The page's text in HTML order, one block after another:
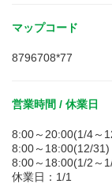
マップコード
8796708*77
営業時間 / 休業日
8:00～20:00(1/4～
8:00～18:00(12/31)
8:00～18:00(1/2～
休業日：1/1